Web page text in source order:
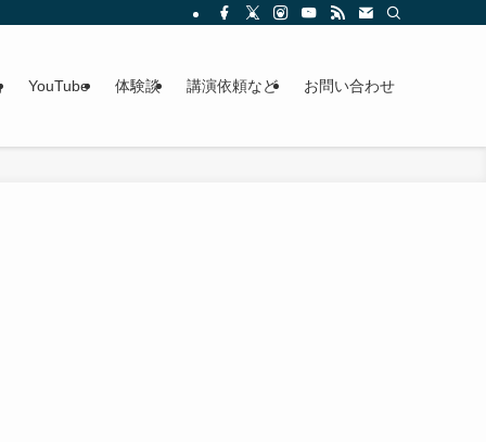
YouTube 体験談 講演依頼など お問い合わせ